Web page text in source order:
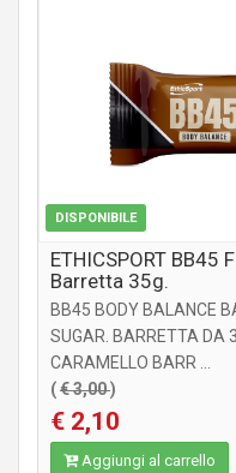
DISPONIBILE
ETHICSPORT BB45
Barretta 35g.
BB45 BODY BALANCE
SUGAR. BARRETTA DA
CARAMELLO BARR ...
(€ 3,00)
€ 2,10
Aggiungi al carrello